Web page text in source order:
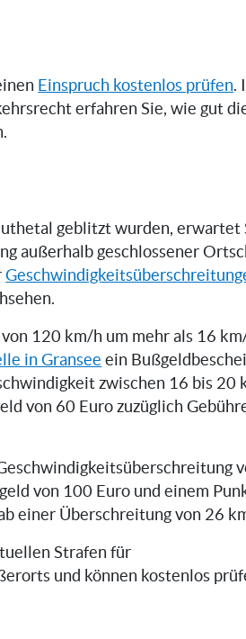
Einspruch kostenlos prüfen.
erfahren Sie, wie gut
geblitzt wurden, erwartet
außerhalb geschlossener
120 km/h um mehr als 16
in Gransee ein
zwischen 16 bis 20
von 60 Euro zuzüglich
von 100 Euro und einem
einer Überschreitung von 26
Strafen für
und können kostenlos